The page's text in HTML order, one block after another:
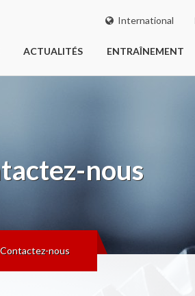
International
ACTUALITÉS ENTRAÎNEMENT
nous
Contactez-nous